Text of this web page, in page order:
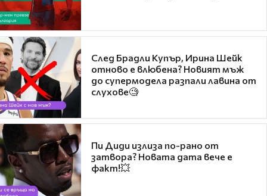
След Брадли Купър, Ирина Шейк
отново е влюбена? Новият мъж
до супермодела разпали лавина от
слухове🧐
Пи Диди излиза по-рано от
затвора? Новата дата вече е
факт!💥